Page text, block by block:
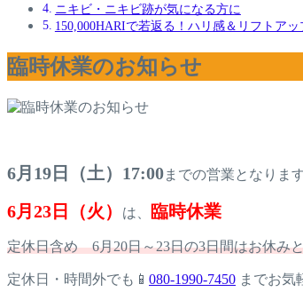
ニキビ・ニキビ跡が気になる方に
150,000HARIで若返る！ハリ感＆リフトアッ
臨時休業のお知らせ
6月19日（土）17:00までの営業となります
6月23日（火） は、 臨時休業
定休日含め 6月20日～23日の3日間はお休み
定休日・時間外でも📱 080-1990-7450 までお気